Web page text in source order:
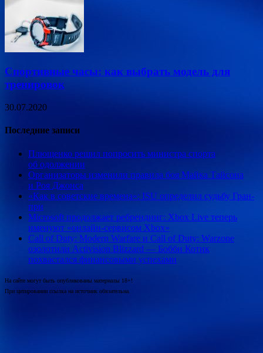
Спортивные часы: как выбрать модель для
тренировок
30.07.2020
Последние записи
Плющенко решил попросить министра спорта
об одолжении
Организаторы изменили правила боя Майка Тайсона
и Роя Джонса
«Как в советские времена»: ISU определил судьбу Гран-
при
Microsoft продолжает ребрендинг: Xbox Live теперь
именуют «онлайн-сервисом Xbox»
Call of Duty: Modern Warfare и Call of Duty: Warzone
озолотили Activision Blizzard — Бобби Котик
похвастался финансовыми успехами
На сайте могут быть опубликованы материалы 18+!
При цитировании ссылка на источник обязательна.